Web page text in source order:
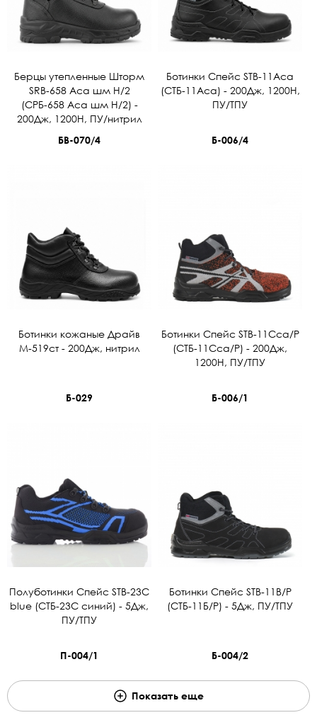
Берцы утепленные Шторм
SRВ-658 Аса шм Н/2
(СРБ-658 Аса шм Н/2) -
200Дж, 1200Н, ПУ/нитрил
БВ-070/4
Ботинки Спейс STB-11Аса
(СТБ-11Аса) - 200Дж, 1200Н,
ПУ/ТПУ
Б-006/4
Ботинки кожаные Драйв
М-519ст - 200Дж, нитрил
Б-029
Ботинки Спейс STB-11Сca/Р
(СТБ-11Сса/Р) - 200Дж,
1200Н, ПУ/ТПУ
Б-006/1
Полуботинки Спейс STB-23C
blue (СТБ-23С синий) - 5Дж,
ПУ/ТПУ
П-004/1
Ботинки Спейс STB-11B/Р
(СТБ-11Б/Р) - 5Дж, ПУ/ТПУ
Б-004/2
Показать еще